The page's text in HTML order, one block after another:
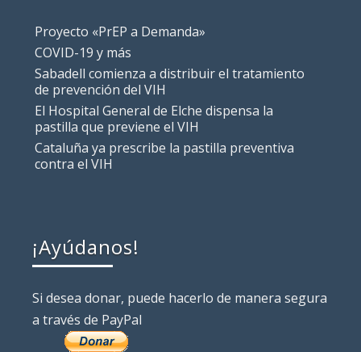
Proyecto «PrEP a Demanda»
COVID-19 y más
Sabadell comienza a distribuir el tratamiento
de prevención del VIH
El Hospital General de Elche dispensa la
pastilla que previene el VIH
Cataluña ya prescribe la pastilla preventiva
contra el VIH
¡Ayúdanos!
Si desea donar, puede hacerlo de manera segura
a través de PayPal